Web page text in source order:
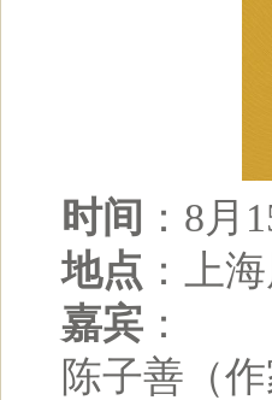
时间 ：8
地点 ：上
嘉宾 ：
陈子善（